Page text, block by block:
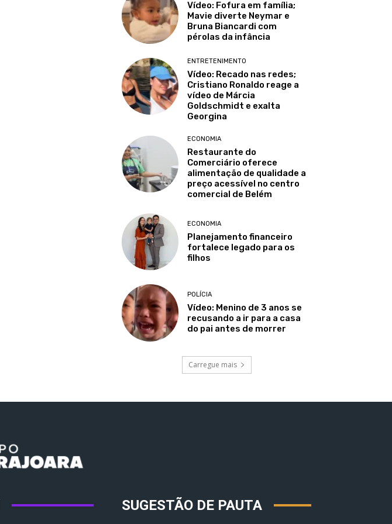
Vídeo: Fofura em família;
Mavie diverte Neymar e
Bruna Biancardi com
pérolas da infância
ENTRETENIMENTO
Vídeo: Recado nas redes;
Cristiano Ronaldo reage a
vídeo de Márcia
Goldschmidt e exalta
Georgina
ECONOMIA
Restaurante do
Comerciário oferece
alimentação de qualidade a
preço acessível no centro
comercial de Belém
ECONOMIA
Planejamento financeiro
fortalece legado para os
filhos
POLÍCIA
Vídeo: Menino de 3 anos se
recusando a ir para a casa
do pai antes de morrer
Carregue mais
SUGESTÃO DE PAUTA